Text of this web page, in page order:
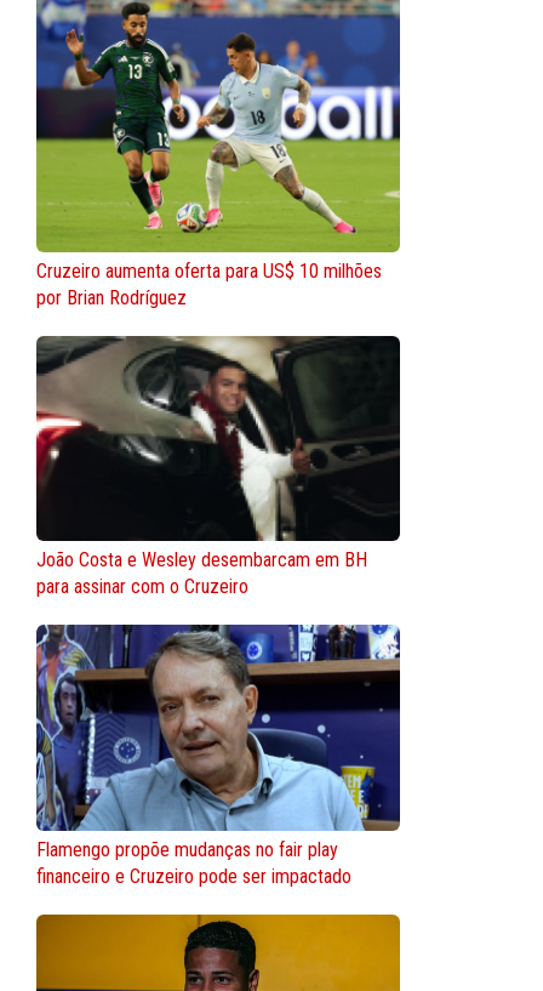
Cruzeiro aumenta oferta para US$ 10 milhões
por Brian Rodríguez
João Costa e Wesley desembarcam em BH
para assinar com o Cruzeiro
Flamengo propõe mudanças no fair play
financeiro e Cruzeiro pode ser impactado